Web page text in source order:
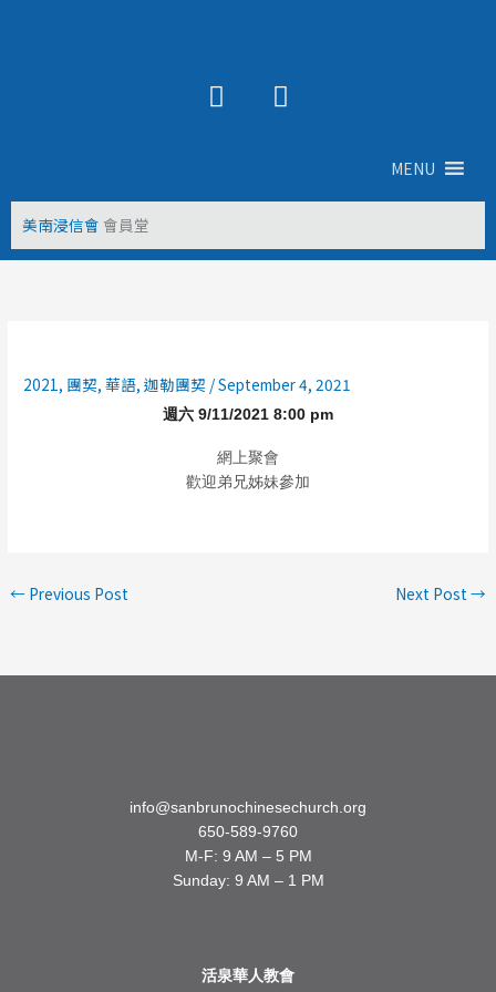
Y
o
u
e
F
a
b
o
MENU
美南浸信會 會員堂
2021, 團契,華語,迦勒團契 /September 4, 2021
週六 9/11/2021 8:00 pm
網上聚會
歡迎弟兄姊妹參加
← Previous Post Next Post →
info@sanbrunochinesechurch.org
650-589-9760
M-F: 9 AM – 5 PM
Sunday: 9 AM – 1 PM
活泉華人教會